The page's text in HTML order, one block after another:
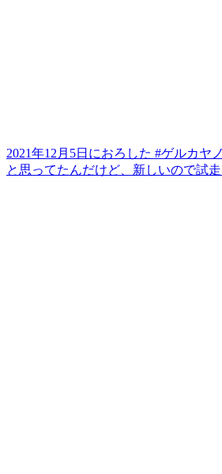
2021年12月5日におろした #ゲルカ
と思ってたんだけど、新しいので試